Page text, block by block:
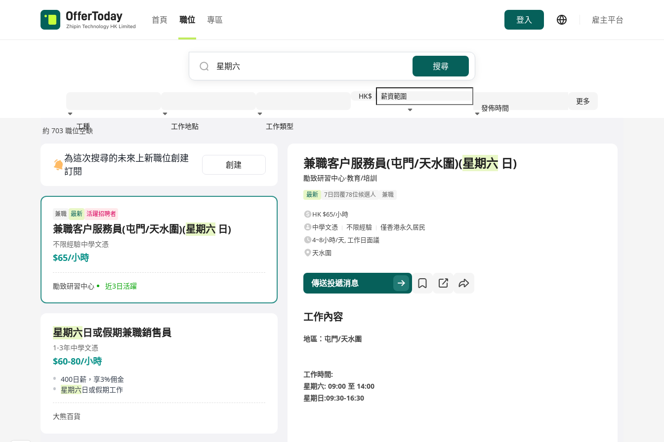
首頁 職位 專區 登入 雇主平台
搜尋
工種 工作地點 工作類型
HK$
發佈時間
更多
約 703 職位空缺
為這次搜尋的未來上新職位創建
訂閱
創建
兼職 最新 活躍招聘者
兼職客户服務員(屯門/天水圍)(星期六 日)
不限經驗中學文憑
$65/小時
勵致研習中心 近3日活躍
星期六日或假期兼職銷售員
1-3年中學文憑
$60-80/小時
400日薪，享3%佣金
星期六日或假期工作
大熊百貨
兼職客户服務員(屯門/天水圍)(星期六 日)
勵致研習中心·教育/培訓
最新 7日回覆78位候選人 兼職
HK $65/小時
中學文憑
不限經驗
僅香港永久居民
4~8小時/天, 工作日面議
天水圍
傳送投遞消息
工作內容
地區：屯門/天水圍
工作時間:
星期六: 09:00 至 14:00
星期日:09:30-16:30